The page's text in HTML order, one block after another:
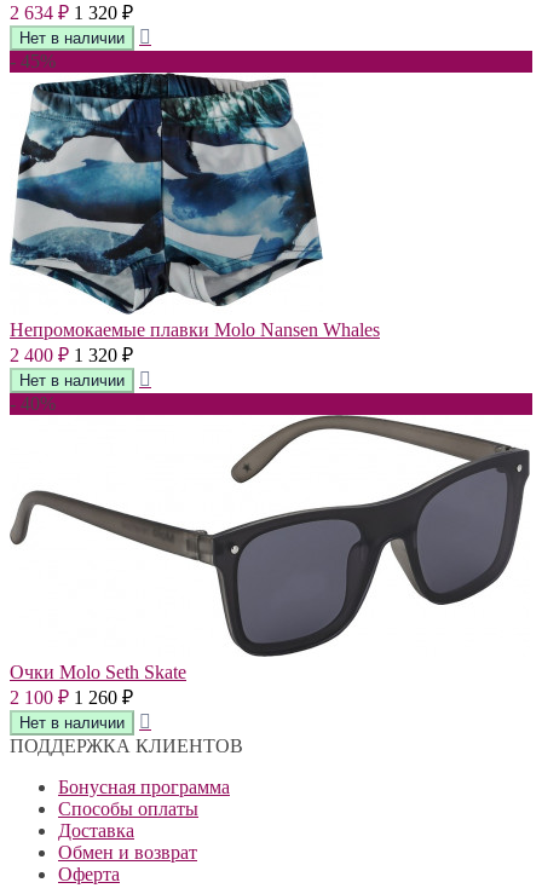
2 634 ₽ 1 320 ₽
- 45%
Непромокаемые плавки Molo Nansen Whales
2 400 ₽ 1 320 ₽
- 40%
Очки Molo Seth Skate
2 100 ₽ 1 260 ₽
ПОДДЕРЖКА КЛИЕНТОВ
Бонусная программа
Способы оплаты
Доставка
Обмен и возврат
Оферта